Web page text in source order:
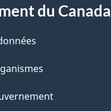
du Canada